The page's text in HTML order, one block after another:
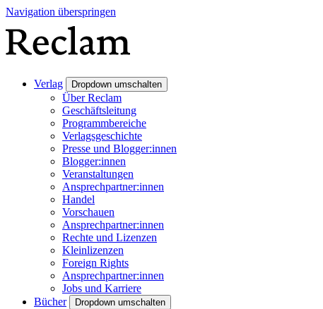
Navigation überspringen
Verlag Dropdown umschalten
Über Reclam
Geschäftsleitung
Programmbereiche
Verlagsgeschichte
Presse und Blogger:innen
Blogger:innen
Veranstaltungen
Ansprechpartner:innen
Handel
Vorschauen
Ansprechpartner:innen
Rechte und Lizenzen
Kleinlizenzen
Foreign Rights
Ansprechpartner:innen
Jobs und Karriere
Bücher
Dropdown umschalten